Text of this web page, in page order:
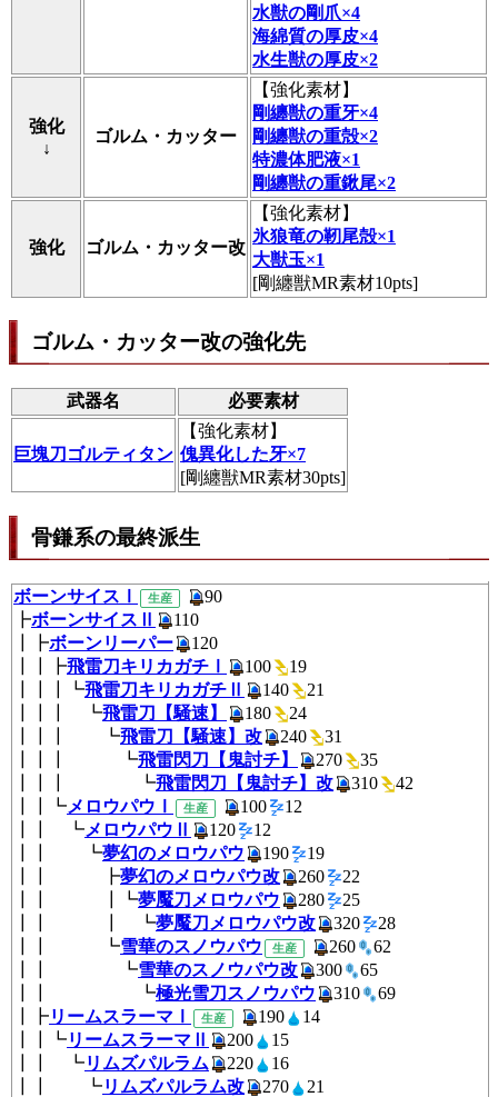
水獣の剛爪×4
海綿質の厚皮×4
水生獣の厚皮×2
強化
↓
ゴルム・カッター
【強化素材】
剛纏獣の重牙×4
剛纏獣の重殻×2
特濃体肥液×1
剛纏獣の重鍬尾×2
強化 ゴルム・カッター改
【強化素材】
氷狼竜の靭尾殻×1
大獣玉×1
[剛纏獣MR素材10pts]
ゴルム・カッター改の強化先
武器名 必要素材
巨塊刀ゴルティタン
【強化素材】
傀異化した牙×7
[剛纏獣MR素材30pts]
骨鎌系の最終派生
ボーンサイスⅠ 生産
90
┣ボーンサイスⅡ
110
┃┣ボーンリーパー
120
┃┃┣飛雷刀キリカガチⅠ 100
┃┃┃┗飛雷刀キリカガチⅡ 140
┃┃┃ ┗飛雷刀【騒速】 180
24
┃┃┃ ┗飛雷刀【騒速】改 240
31
┃┃┃ ┗飛雷閃刀【鬼討チ】 270
┃┃┃ ┗飛雷閃刀【鬼討チ】改 310
┃┃┗メロウパウⅠ 生産 100
12
┃┃ ┗メロウパウⅡ 120
12
┃┃ ┗夢幻のメロウパウ 190
19
┃┃ ┣夢幻のメロウパウ改 260
┃┃ ┃┗夢魘刀メロウパウ 280
25
┃┃ ┃ ┗夢魘刀メロウパウ改 320
┃┃ ┗雪華のスノウパウ 生産 260
┃┃ ┗雪華のスノウパウ改 300
┃┃ ┗極光雪刀スノウパウ 310
┃┣リームスラーマⅠ 生産 190
┃┃┗リームスラーマⅡ 200
15
┃┃ ┗リムズパルラム 220
16
┃┃ ┗リムズパルラム改 270 21